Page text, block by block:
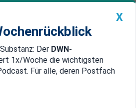
Geldanlage Premium
DWN-Magazin China
X
Der DWN-
1x/Woche die wichtigsten
Für alle, deren Postfach